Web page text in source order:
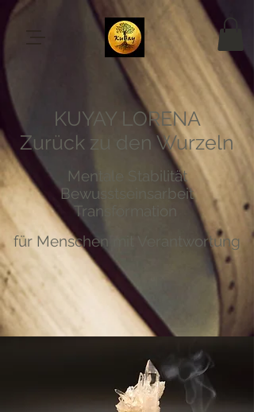
KUYAY LORENA
Zurück zu den Wurzeln
Mentale Stabilität
Bewusstseinsarbeit
Transformation
für Menschen mit Verantwortung